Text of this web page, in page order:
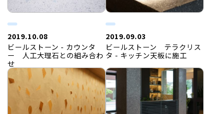
2019.10.08
ビールストーン - カウンタ
ー 人工大理石との組み合わ
せ
2019.09.03
ビールストーン テラクリス
タ - キッチン天板に施工